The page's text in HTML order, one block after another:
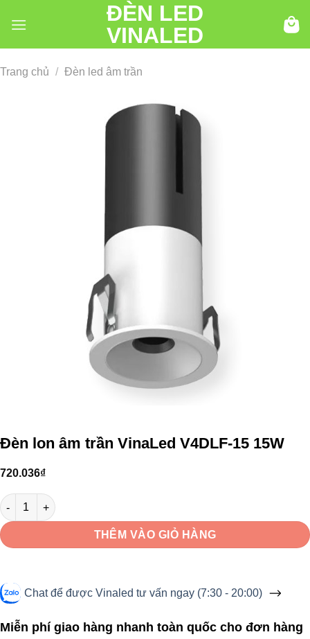
đến
ĐÈN LED
VINALED
Trang chủ / Đèn led âm trần
Đèn lon âm trần VinaLed V4DLF-15 15W
720.036₫
Đèn lon âm trần VinaLed V4DLF-15 15W số lượng
THÊM VÀO GIỎ HÀNG
Chat để được Vinaled tư vấn ngay (7:30 - 20:00)
Miễn phí giao hàng nhanh toàn quốc cho đơn hàng